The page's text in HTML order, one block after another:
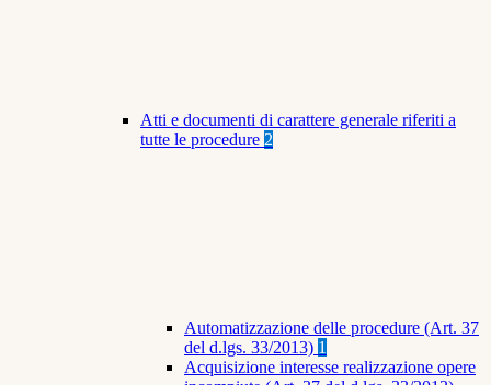
Atti e documenti di carattere generale riferiti a
tutte le procedure 2
Automatizzazione delle procedure (Art. 37
del d.lgs. 33/2013) 1
Acquisizione interesse realizzazione opere